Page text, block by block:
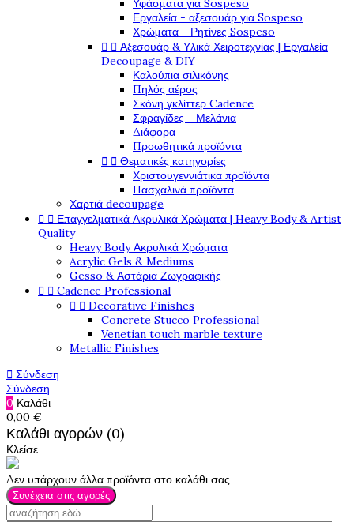
Υφάσματα για Sospeso
Εργαλεία - αξεσουάρ για Sospeso
Χρώματα - Ρητίνες Sospeso
  Αξεσουάρ & Υλικά Χειροτεχνίας | Εργαλεία
Decoupage & DIY
Καλούπια σιλικόνης
Πηλός αέρος
Σκόνη γκλίττερ Cadence
Σφραγίδες - Μελάνια
Διάφορα
Προωθητικά προϊόντα
  Θεματικές κατηγορίες
Χριστουγεννιάτικα προϊόντα
Πασχαλινά προϊόντα
Χαρτιά decoupage
  Επαγγελματικά Ακρυλικά Χρώματα | Heavy Body & Artist
Quality
Heavy Body Ακρυλικά Χρώματα
Acrylic Gels & Mediums
Gesso & Αστάρια Ζωγραφικής
  Cadence Professional
  Decorative Finishes
Concrete Stucco Professional
Venetian touch marble texture
Metallic Finishes
 Σύνδεση
Σύνδεση
0 Καλάθι
0,00 €
Καλάθι αγορών (0)
Κλείσε
Δεν υπάρχουν άλλα προϊόντα στο καλάθι σας
Συνέχεια στις αγορές